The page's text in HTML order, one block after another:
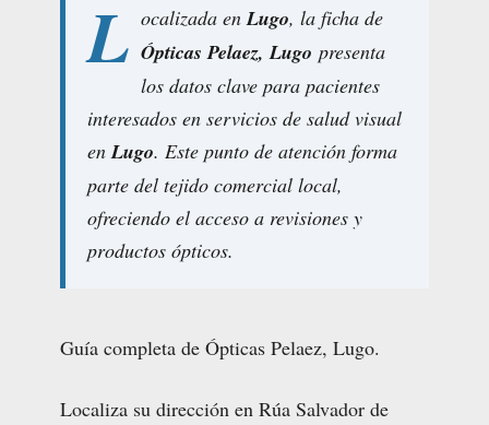
L ocalizada en Lugo, la ficha de
Ópticas Pelaez, Lugo presenta
los datos clave para pacientes
interesados en servicios de salud visual
en Lugo. Este punto de atención forma
parte del tejido comercial local,
ofreciendo el acceso a revisiones y
productos ópticos.
Guía completa de Ópticas Pelaez, Lugo.
Localiza su dirección en Rúa Salvador de